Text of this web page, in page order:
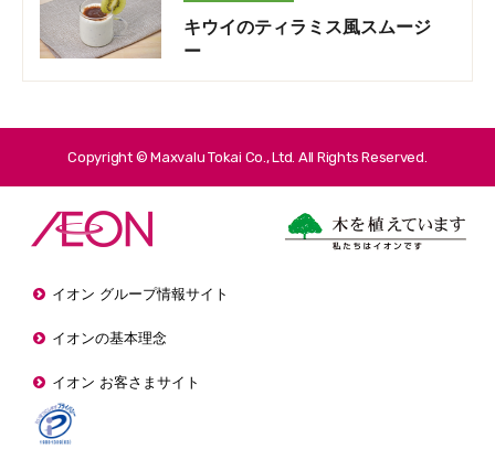
キウイのティラミス風スムージ
ー
Copyright © Maxvalu Tokai Co., Ltd. All Rights Reserved.
イオン グループ情報サイト
イオンの基本理念
イオン お客さまサイト